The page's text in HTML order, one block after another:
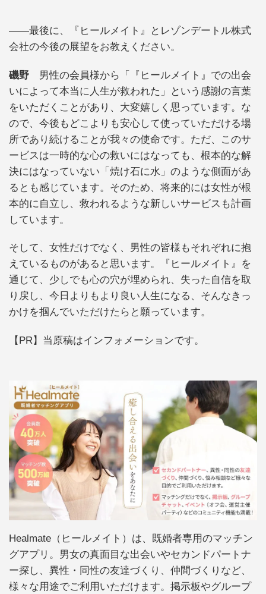
――最後に、『ヒールメイト』とレゾンデートル株式
会社の今後の展望をお教えください。
磯野 男性の会員様から「『ヒールメイト』での出会
いによって本当に人生が救われた」という感謝の言葉
をいただくことがあり、大変嬉しく思っています。な
ので、今後もどこよりも安心して使っていただける場
所であり続けることが我々の使命です。ただ、このサ
ービスは一時的な心の救いにはなっても、根本的な解
決にはなっていない「焼け石に水」のような側面があ
るとも感じています。そのため、将来的には女性が根
本的に自立し、救われるような新しいサービスも計画
しています。
そして、女性だけでなく、男性の皆様もそれぞれに抱
えているものがあると思います。『ヒールメイト』を
通じて、少しでも心の穴が埋められ、失った自信を取
り戻し、今日よりもより良い人生になる、そんなきっ
かけを掴んでいただけたらと願っています。
【PR】当原稿はインフォメーションです。
Healmate（ヒールメイト）は、既婚者専用のマッチン
グアプリ。男女の真面目な出会いやセカンドパートナ
ー探し、異性・同性の友達づくり、仲間づくりなど、
様々な用途でご利用いただけます。掲示板やグループ